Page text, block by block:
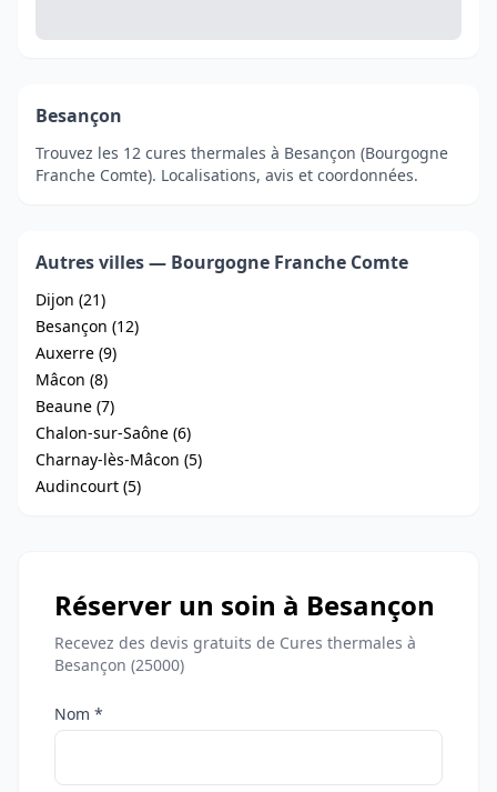
Besançon
Trouvez les 12 cures thermales à Besançon (Bourgogne
Franche Comte). Localisations, avis et coordonnées.
Autres villes — Bourgogne Franche Comte
Dijon (21)
Besançon (12)
Auxerre (9)
Mâcon (8)
Beaune (7)
Chalon-sur-Saône (6)
Charnay-lès-Mâcon (5)
Audincourt (5)
Réserver un soin à Besançon
Recevez des devis gratuits de Cures thermales à
Besançon (25000)
Nom *